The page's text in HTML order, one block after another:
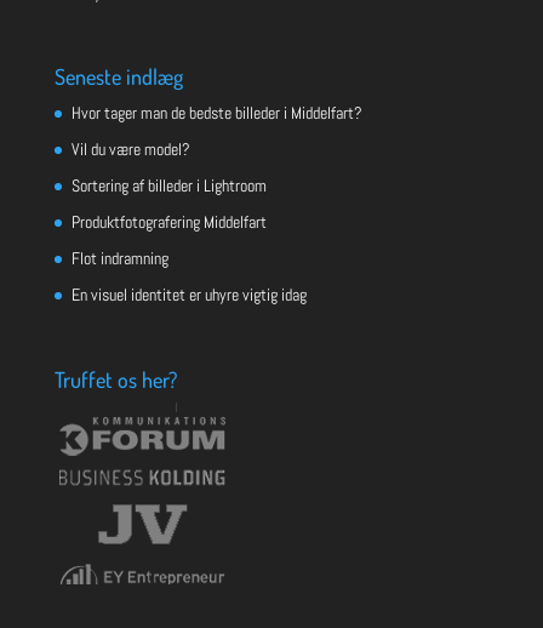
Seneste indlæg
Hvor tager man de bedste billeder i Middelfart?
Vil du være model?
Sortering af billeder i Lightroom
Produktfotografering Middelfart
Flot indramning
En visuel identitet er uhyre vigtig idag
Truffet os her?